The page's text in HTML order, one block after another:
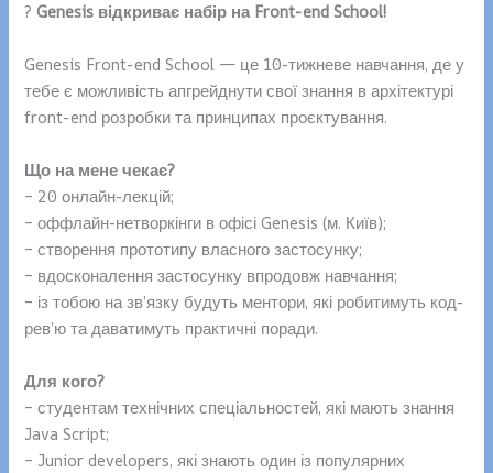
?Genesis відкриває набір на Front-end School!
Genesis Front-end School — це 10-тижневе навчання, де у
тебе є можливість апгрейднути свої знання в архітектурі
front-end розробки та принципах проєктування.
Що на мене чекає?
– 20 онлайн-лекцій;
– оффлайн-нетворкінги в офісі Genesis (м. Київ);
– створення прототипу власного застосунку;
– вдосконалення застосунку впродовж навчання;
– із тобою на зв’язку будуть ментори, які робитимуть код-
рев’ю та даватимуть практичні поради.
Для кого?
– студентам технічних спеціальностей, які мають знання
Java Script;
– Junior developers, які знають один із популярних